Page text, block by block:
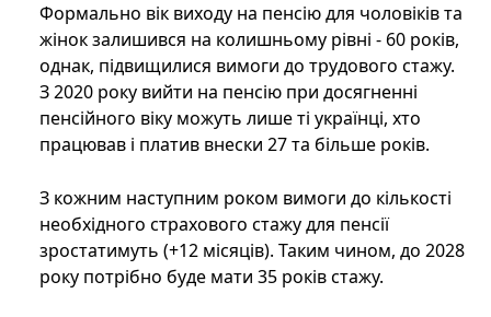
Формально вік виходу на пенсію для чоловіків та
жінок залишився на колишньому рівні - 60 років,
однак, підвищилися вимоги до трудового стажу.
З 2020 року вийти на пенсію при досягненні
пенсійного віку можуть лише ті українці, хто
працював і платив внески 27 та більше років.
З кожним наступним роком вимоги до кількості
необхідного страхового стажу для пенсії
зростатимуть (+12 місяців). Таким чином, до 2028
року потрібно буде мати 35 років стажу.